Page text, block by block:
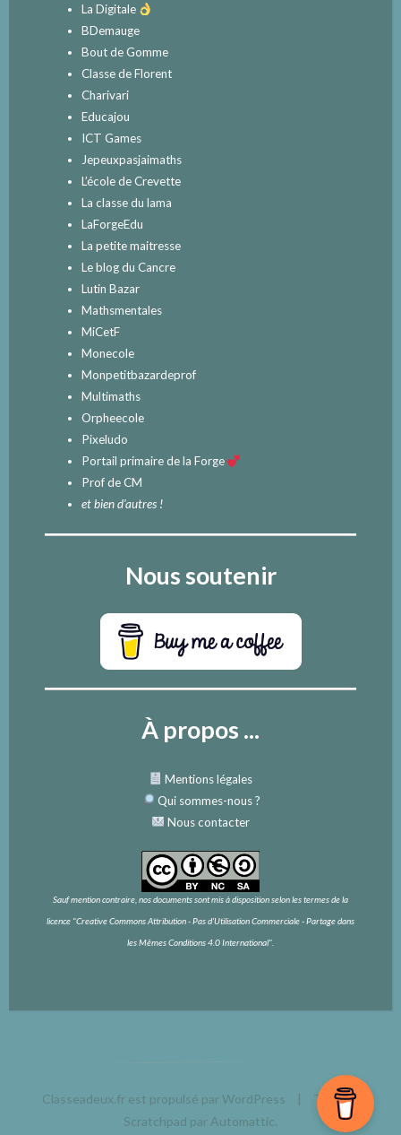
La Digitale
BDemauge
Bout de Gomme
Classe de Florent
Charivari
Educajou
ICT Games
Jepeuxpasjaimaths
L’école de Crevette
La classe du lama
LaForgeEdu
La petite maitresse
Le blog du Cancre
Lutin Bazar
Mathsmentales
MiCetF
Monecole
Monpetitbazardeprof
Multimaths
Orpheecole
Pixeludo
Portail primaire de la Forge
Prof de CM
et bien d'autres !
Nous soutenir
À propos ...
Mentions légales
Qui sommes-nous?
Nous contacter
Sauf mention contraire, nos documents sont mis à disposition selon les termes de la
licence "Creative Commons Attribution - Pas d’Utilisation Commerciale - Partage dans
les Mêmes Conditions 4.0 International".
Classeadeux.fr est propulsé par WordPress |
Thème :
Scratchpad par Automattic.